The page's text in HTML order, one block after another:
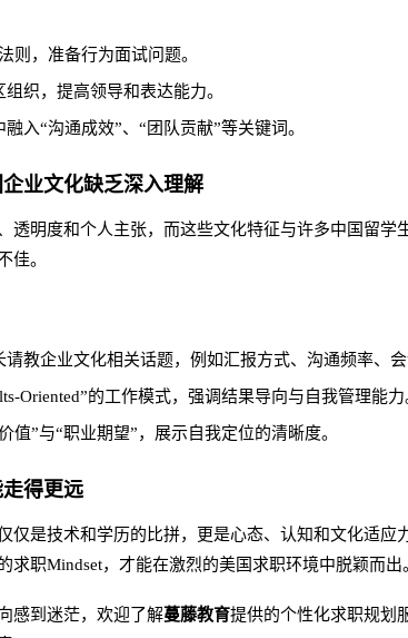
则，准备行为面试问题。
织，提高领导和表达能力。
入“沟通成效”、“团队贡献”等关键词。
业文化缺乏深入理解
透明度和个人主张，而这些文化特征与许多中国留
佳。
请教企业文化相关话题，例如汇报方式、沟通频率、会
Oriented”的工作模式，强调结果导向与自我管理能力
值”与“职业期望”，展示自我定位的清晰度。
得更远
仅是技术和学历的比拼，更是心态、认知和文化适应
求职Mindset，才能在激烈的美国求职环境中脱颖而出
感到迷茫，欢迎了解蔓藤教育提供的个性化求职规划